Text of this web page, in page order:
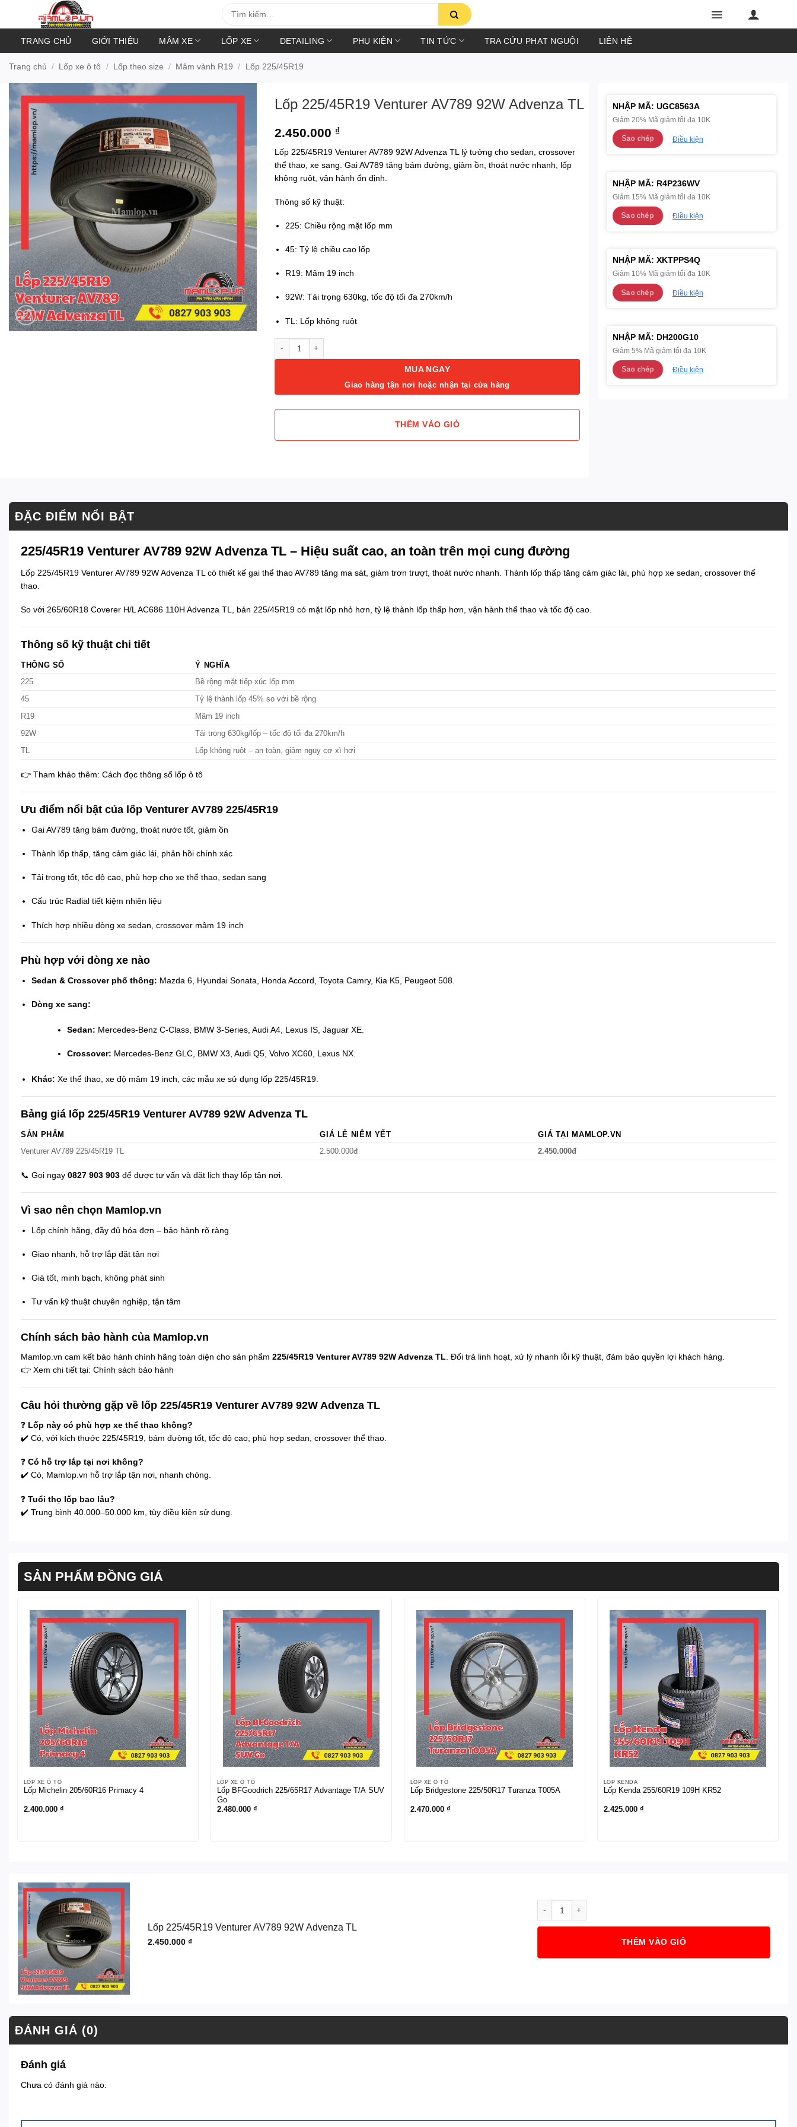
kiếm:
TRANG CHỦ GIỚI THIỆU MÂM XE LỐP XE DETAILING PHỤ KIỆN TIN TỨC TRA CỨU PHẠT NGUỘI LIÊN HỆ
Trang chủ / Lốp xe ô tô / Lốp theo size / Mâm vành R19 / Lốp 225/45R19
Lốp 225/45R19 Venturer AV789 92W Advenza TL
2.450.000 ₫
Lốp 225/45R19 Venturer AV789 92W Advenza TL lý tưởng cho sedan, crossover
thể thao, xe sang. Gai AV789 tăng bám đường, giảm ồn, thoát nước nhanh, lốp
không ruột, vận hành ổn định.
Thông số kỹ thuật:
225: Chiều rộng mặt lốp mm
45: Tỷ lệ chiều cao lốp
R19: Mâm 19 inch
92W: Tải trọng 630kg, tốc độ tối đa 270km/h
TL: Lốp không ruột
Lốp 225/45R19 Venturer AV789 92W Advenza TL số lượng
MUA NGAY
Giao hàng tận nơi hoặc nhận tại cửa hàng
THÊM VÀO GIỎ
NHẬP MÃ: UGC8563A
Giảm 20% Mã giảm tối đa 10K
Sao chép Điều kiện
NHẬP MÃ: R4P236WV
Giảm 15% Mã giảm tối đa 10K
Sao chép Điều kiện
NHẬP MÃ: XKTPPS4Q
Giảm 10% Mã giảm tối đa 10K
Sao chép Điều kiện
NHẬP MÃ: DH200G10
Giảm 5% Mã giảm tối đa 10K
Sao chép Điều kiện
ĐẶC ĐIỂM NỔI BẬT
225/45R19 Venturer AV789 92W Advenza TL – Hiệu suất cao, an toàn trên mọi cung đường
Lốp 225/45R19 Venturer AV789 92W Advenza TL có thiết kế gai thể thao AV789 tăng ma sát, giảm trơn trượt, thoát nước nhanh. Thành lốp thấp tăng cảm giác lái, phù hợp xe sedan, crossover thể
thao.
So với 265/60R18 Coverer H/L AC686 110H Advenza TL , bản 225/45R19 có mặt lốp nhỏ hơn, tỷ lệ thành lốp thấp hơn, vận hành thể thao và tốc độ cao.
Thông số kỹ thuật chi tiết
THÔNG SỐ
Ý NGHĨA
225
Bề rộng mặt tiếp xúc lốp mm
45 Tỷ lệ thành lốp 45% so với bề rộng
R19 Mâm 19 inch
92W Tải trọng 630kg/lốp – tốc độ tối đa 270km/h
TL Lốp không ruột – an toàn, giảm nguy cơ xì hơi
👉 Tham khảo thêm: Cách đọc thông số lốp ô tô
Ưu điểm nổi bật của lốp Venturer AV789 225/45R19
Gai AV789 tăng bám đường, thoát nước tốt, giảm ồn
Thành lốp thấp, tăng cảm giác lái, phản hồi chính xác
Tải trọng tốt, tốc độ cao, phù hợp cho xe thể thao, sedan sang
Cấu trúc Radial tiết kiệm nhiên liệu
Thích hợp nhiều dòng xe sedan, crossover mâm 19 inch
Phù hợp với dòng xe nào
Sedan & Crossover phổ thông: Mazda 6, Hyundai Sonata, Honda Accord, Toyota Camry, Kia K5, Peugeot 508.
Dòng xe sang:
Sedan: Mercedes-Benz C-Class, BMW 3-Series, Audi A4, Lexus IS, Jaguar XE.
Crossover: Mercedes-Benz GLC, BMW X3, Audi Q5, Volvo XC60, Lexus NX.
Khác: Xe thể thao, xe độ mâm 19 inch, các mẫu xe sử dụng lốp 225/45R19.
Bảng giá lốp 225/45R19 Venturer AV789 92W Advenza TL
SẢN PHẨM GIÁ LẺ NIÊM YẾT
GIÁ TẠI MAMLOP.VN
Venturer AV789 225/45R19 TL
2.500.000đ 2.450.000đ
📞 Gọi ngay 0827 903 903 để được tư vấn và đặt lịch thay lốp tận nơi.
Vì sao nên chọn Mamlop.vn
Lốp chính hãng, đầy đủ hóa đơn – bảo hành rõ ràng
Giao nhanh, hỗ trợ lắp đặt tận nơi
Giá tốt, minh bạch, không phát sinh
Tư vấn kỹ thuật chuyên nghiệp, tận tâm
Chính sách bảo hành của Mamlop.vn
Mamlop.vn cam kết bảo hành chính hãng toàn diện cho sản phẩm 225/45R19 Venturer AV789 92W Advenza TL. Đổi trả linh hoạt, xử lý nhanh lỗi kỹ thuật, đảm bảo quyền lợi khách hàng.
👉 Xem chi tiết tại: Chính sách bảo hành
Câu hỏi thường gặp về lốp 225/45R19 Venturer AV789 92W Advenza TL
❓ Lốp này có phù hợp xe thể thao không?
✔️ Có, với kích thước 225/45R19, bám đường tốt, tốc độ cao, phù hợp sedan, crossover thể thao.
❓ Có hỗ trợ lắp tại nơi không?
✔️ Có, Mamlop.vn hỗ trợ lắp tận nơi, nhanh chóng.
❓ Tuổi thọ lốp bao lâu?
✔️ Trung bình 40.000–50.000 km, tùy điều kiện sử dụng.
SẢN PHẨM ĐỒNG GIÁ
LỐP XE Ô TÔ
Lốp Michelin 205/60R16 Primacy 4
2.400.000 ₫
LỐP XE Ô TÔ
Lốp BFGoodrich 225/65R17 Advantage T/A SUV
Go
2.480.000 ₫
LỐP XE Ô TÔ
Lốp Bridgestone 225/50R17 Turanza T005A
2.470.000 ₫
LỐP KENDA
Lốp Kenda 255/60R19 109H KR52
2.425.000 ₫
Lốp 225/45R19 Venturer AV789 92W Advenza TL
2.450.000 ₫ THÊM VÀO GIỎ
ĐÁNH GIÁ (0)
Đánh giá
Chưa có đánh giá nào.